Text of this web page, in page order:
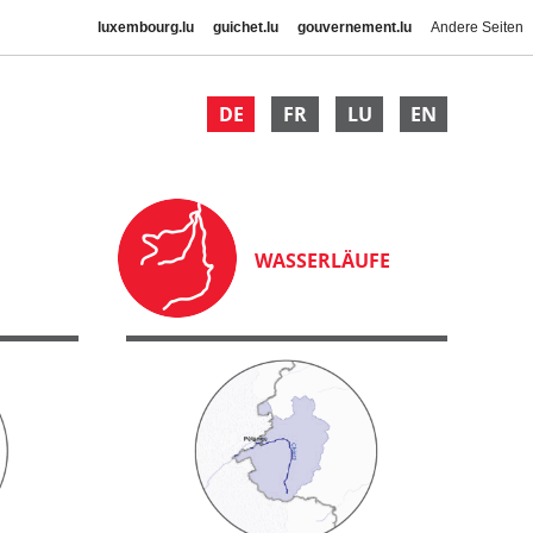
luxembourg.lu guichet.lu gouvernement.lu Andere Seiten
DE FR LU EN
WASSERLÄUFE